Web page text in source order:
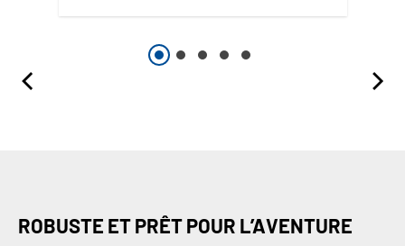
ROBUSTE ET PRÊT POUR L’AVENTURE